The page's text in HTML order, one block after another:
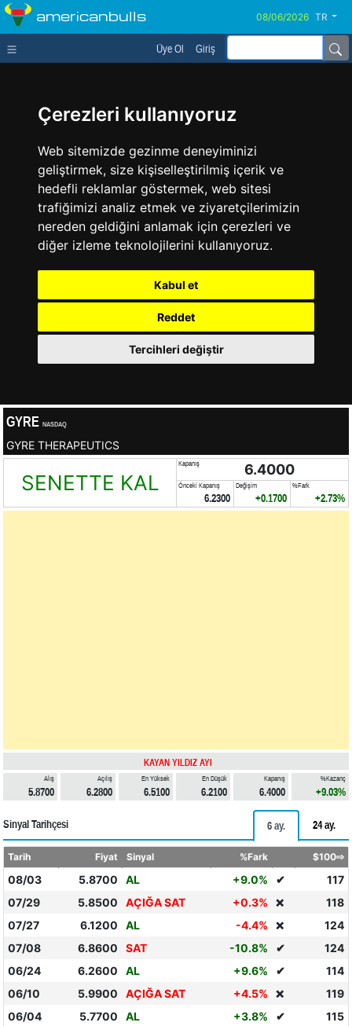
Çerezleri kullanıyoruz
Web sitemizde gezinme deneyiminizi
geliştirmek, size kişiselleştirilmiş içerik ve
hedefli reklamlar göstermek, web sitesi
trafiğimizi analiz etmek ve ziyaretçilerimizin
nereden geldiğini anlamak için çerezleri ve
diğer izleme teknolojilerini kullanıyoruz.
Kabul et
Reddet
Tercihleri değiştir
americanbulls TR
Üye Ol Giriş
GYRE NASDAQ
GYRE THERAPEUTICS
SENETTE KAL
Kapanış 6.4000
Önceki Kapanış
6.2300
Değişim
+0.1700
%Fark
+2.73%
KAYAN YILDIZ AYI
Alış
5.8700
Açılış
6.2800
En Yüksek
6.5100
En Düşük
6.2100
Kapanış
6.4000
%Kazanç
+9.03%
Sinyal Tarihçesi 6 ay. 24 ay.
Tarih Fiyat Sinyal %Fark $100⇨
08/03 5.8700 AL +9.0% ✔
117
07/29
5.8500 AÇIĞA SAT +0.3% ❌
118
07/27
6.1200 AL -4.4% ❌
124
07/08
6.8600 SAT -10.8% ✔
124
06/24
6.2600 AL +9.6% ✔
114
06/10
5.9900 AÇIĞA SAT +4.5% ❌
119
06/04
5.7700 AL +3.8% ✔
115